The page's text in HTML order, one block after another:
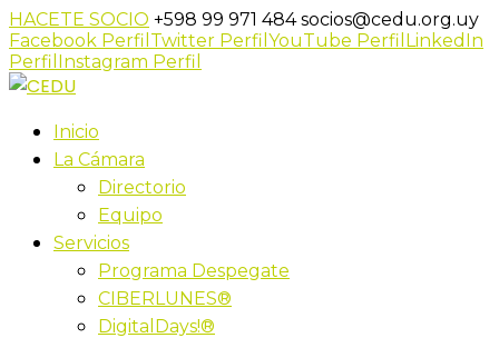
HACETE SOCIO +598 99 971 484socios@cedu.org.uy
Facebook Perfil Twitter Perfil YouTube Perfil LinkedIn
Perfil Instagram Perfil
Inicio
La Cámara
Directorio
Equipo
Servicios
Programa Despegate
CIBERLUNES®
DigitalDays!®